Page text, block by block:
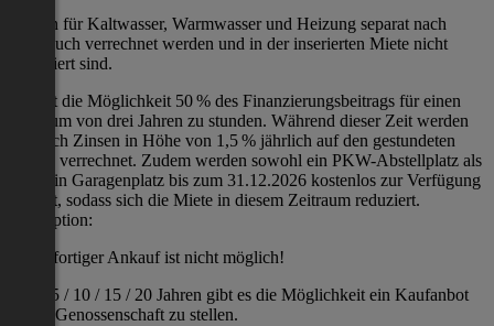
Kosten für Kaltwasser, Warmwasser und Heizung separat nach
Verbrauch verrechnet werden und in der inserierten Miete nicht
inkludiert sind.
Es gibt die Möglichkeit 50 % des Finanzierungsbeitrags für einen
Zeitraum von drei Jahren zu stunden. Während dieser Zeit werden
lediglich Zinsen in Höhe von 1,5 % jährlich auf den gestundeten
Betrag verrechnet. Zudem werden sowohl ein PKW-Abstellplatz als
auch ein Garagenplatz bis zum 31.12.2026 kostenlos zur Verfügung
gestellt, sodass sich die Miete in diesem Zeitraum reduziert.
Kaufoption:
Ein sofortiger Ankauf ist nicht möglich!
Nach 5 / 10 / 15 / 20 Jahren gibt es die Möglichkeit ein Kaufanbot
an die Genossenschaft zu stellen.